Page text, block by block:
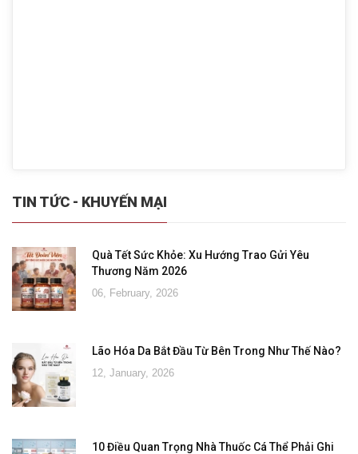
TIN TỨC - KHUYẾN MẠI
Quà Tết Sức Khỏe: Xu Hướng Trao Gửi Yêu
Thương Năm 2026
06, February, 2026
Lão Hóa Da Bắt Đầu Từ Bên Trong Như Thế Nào?
12, January, 2026
10 Điều Quan Trọng Nhà Thuốc Cá Thể Phải Ghi